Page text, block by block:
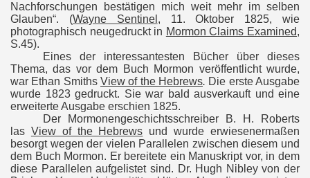
Nachforschungen bestätigen mich weit mehr im selben
Glauben“. (Wayne Sentinel , 11.Oktober 1825, wie
photographisch neugedruckt in Mormon Claims Examined,
S.45).
Eines der interessantesten Bücher über dieses
Thema, das vor dem Buch Mormon veröffentlicht wurde,
war Ethan Smiths View of the Hebrews. Die erste Ausgabe
wurde 1823 gedruckt. Sie war bald ausverkauft und eine
erweiterte Ausgabe erschien 1825.
Der Mormonengeschichtsschreiber B. H. Roberts
las View of the Hebrews und wurde erwiesenermaßen
besorgt wegen der vielen Parallelen zwischen diesem und
dem Buch Mormon. Er bereitete ein Manuskript vor, in dem
diese Parallelen aufgelistet sind. Dr. Hugh Nibley von der